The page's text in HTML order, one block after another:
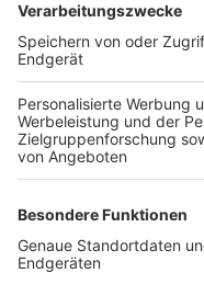
TOP-VEREINE
TOP-PARTNER